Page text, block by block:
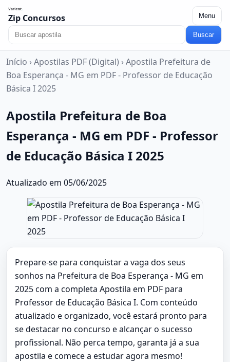
Zip Concursos Menu
Buscar
Início › Apostilas PDF (Digital) › Apostila Prefeitura de
Boa Esperança - MG em PDF - Professor de Educação
Básica I 2025
Apostila Prefeitura de Boa
Esperança - MG em PDF - Professor
de Educação Básica I 2025
Atualizado em 05/06/2025
Prepare-se para conquistar a vaga dos seus
sonhos na Prefeitura de Boa Esperança - MG em
2025 com a completa Apostila em PDF para
Professor de Educação Básica I. Com conteúdo
atualizado e organizado, você estará pronto para
se destacar no concurso e alcançar o sucesso
profissional. Não perca tempo, garanta já a sua
apostila e comece a estudar agora mesmo!